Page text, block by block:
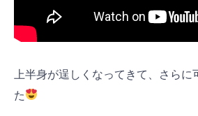
上半身が逞しくなってきて、さらに
た